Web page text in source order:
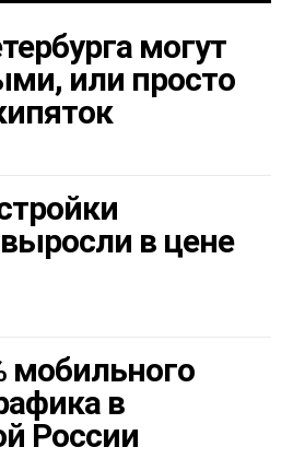
могут
или просто
в цене
мобильного
в
России